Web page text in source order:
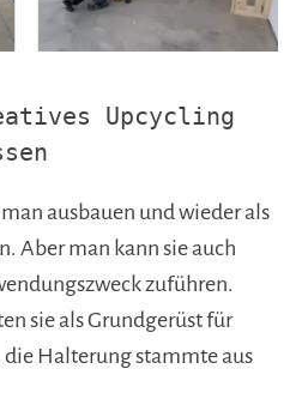
Upcycling
ausbauen und wieder als
Aber man kann sie auch
zuführen.
sie als Grundgerüst für
die Halterung stammte aus